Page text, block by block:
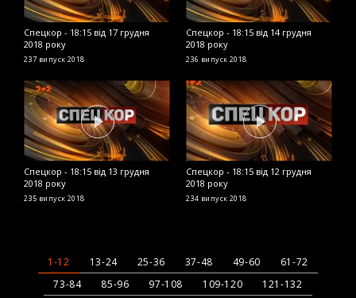
Спецкор - 18:15 від 17 грудня
2018 року
237 випуск 2018
Спецкор - 18:15 від 14 грудня
2018 року
236 випуск 2018
Спецкор - 18:15 від 13 грудня
2018 року
235 випуск 2018
Спецкор - 18:15 від 12 грудня
2018 року
234 випуск 2018
1-12 13-24 25-36 37-48 49-60
61-72
73-84
85-96 97-108 109-120
121-132